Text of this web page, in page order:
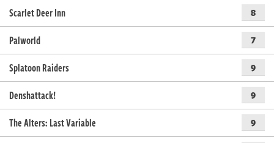
Scarlet Deer Inn
8
Palworld 7
Splatoon Raiders 9
Denshattack! 9
The Alters: Last Variable 9